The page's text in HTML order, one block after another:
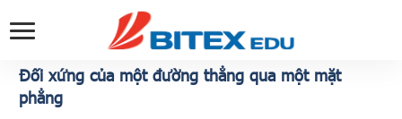
Đối xứng của một đường thẳng qua một mặt
phẳng